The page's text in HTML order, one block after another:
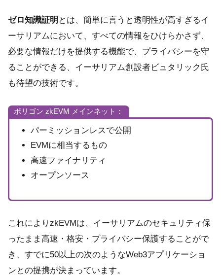
ゼロ知識証明 とは、簡単に言うと透明性が高すぎるイ
ーサリアムにおいて、すべての情報をひけらかさず、
必要な情報だけを提供する機能で、プライバシーを守
ることができる、イーサリアム創設者ビュタリック氏
も待望の技術です。
ポリゴン zkEVM メインネット：
パーミッションレスで公開
EVMに相当するもの
高速ファイナリティ
オープンソース
これによりzkEVMは、イーサリアムのセキュリティ保
ったまま高速・格安・プライバシー保護することがで
き、すでに50以上の次のようなWeb3アプリケーショ
ンとの提携が決まっています。